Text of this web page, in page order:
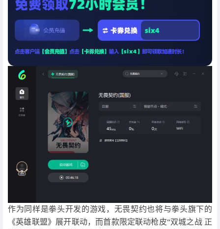
作为同样是拳头开发的游戏，无畏契约也将与拳头旗下的
《英雄联盟》展开联动，而首款限定联动枪皮“双城之战 正